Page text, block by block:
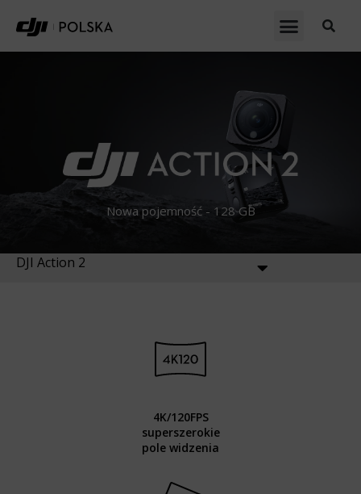
Nowa pojemność - 128 GB
DJI Action 2
4K/120FPS
superszerokie
pole widzenia